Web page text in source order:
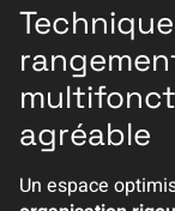
agréable
Un espace